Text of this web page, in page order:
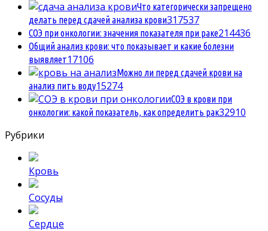
Что категорически запрещено
делать перед сдачей анализа крови317537
СОЭ при онкологии: значения показателя при раке214436
Общий анализ крови: что показывает и какие болезни
выявляет17106
Можно ли перед сдачей крови на
анализ пить воду15274
СОЭ в крови при
онкологии: какой показатель, как определить рак32910
Рубрики
Кровь
Сосуды
Сердце